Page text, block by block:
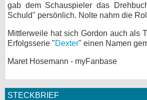
gab dem Schauspieler das
Schuld" persönlich. Nolte nahm die
Mittlerweile hat sich Gordon auch als
Erfolgsserie "Dexter" einen Namen
Maret Hosemann - myFanbase
STECKBRIEF
Impressum
Desktop-
myFanbase